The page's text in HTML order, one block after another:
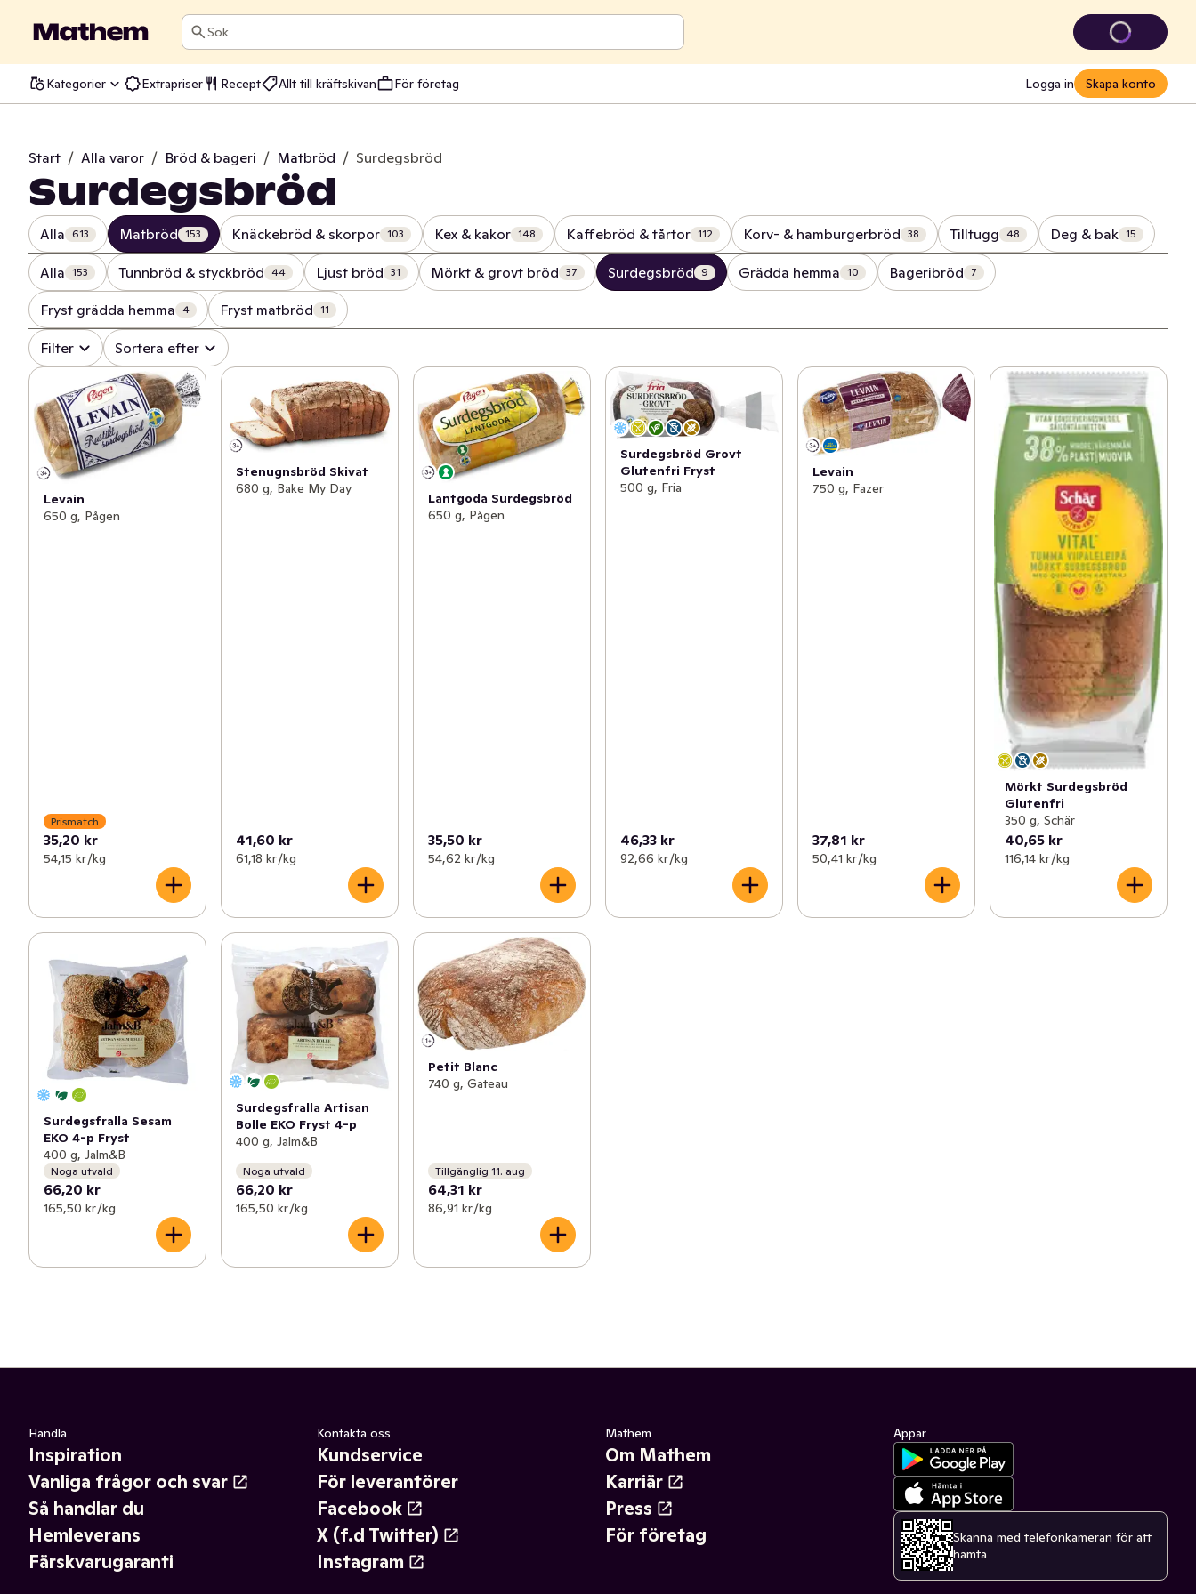
Sök
Kategorier Extrapriser Recept Allt till kräftskivan För företag Logga in Skapa konto
Start / Alla varor / Bröd & bageri / Matbröd / Surdegsbröd
Surdegsbröd
Alla 613 Matbröd 153 Knäckebröd & skorpor 103 Kex & kakor 148 Kaffebröd & tårtor 112 Korv- & hamburgerbröd 38 Tilltugg 48 Deg & bak 15
Alla 153 Tunnbröd & styckbröd 44 Ljust bröd 31 Mörkt & grovt bröd 37 Surdegsbröd 9 Grädda hemma 10 Bageribröd 7
Fryst grädda hemma 4 Fryst matbröd 11
Filter Sortera efter
Levain
650 g, Pågen
Prismatch
35,20 kr
54,15 kr /kg
Stenugnsbröd Skivat
680 g, Bake My Day
41,60 kr
61,18 kr /kg
Lantgoda Surdegsbröd
650 g, Pågen
35,50 kr
54,62 kr /kg
Surdegsbröd Grovt
Glutenfri Fryst
500 g, Fria
46,33 kr
92,66 kr /kg
Levain
750 g, Fazer
37,81 kr
50,41 kr /kg
Mörkt Surdegsbröd
Glutenfri
350 g, Schär
40,65 kr
116,14 kr /kg
Surdegsfralla Sesam
EKO 4-p Fryst
400 g, Jalm&B
Noga utvald
66,20 kr
165,50 kr /kg
Surdegsfralla Artisan
Bolle EKO Fryst 4-p
400 g, Jalm&B
Noga utvald
66,20 kr
165,50 kr /kg
Petit Blanc
740 g, Gateau
Tillgänglig 11. aug
64,31 kr
86,91 kr /kg
Handla
Inspiration
Vanliga frågor och svar
Så handlar du
Hemleverans
Färskvarugaranti
Kontakta oss
Kundservice
För leverantörer
Facebook
X (f.d Twitter)
Instagram
Mathem
Om Mathem
Karriär
Press
För företag
Appar
Skanna med telefonkameran för att
hämta